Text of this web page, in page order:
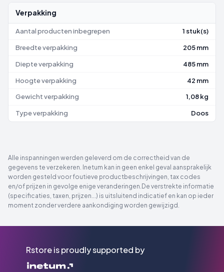
Verpakking
Aantal producten inbegrepen 1 stuk(s)
Breedte verpakking 205 mm
Diepte verpakking 485 mm
Hoogte verpakking 42 mm
Gewicht verpakking 1,08 kg
Type verpakking Doos
Alle inspanningen werden geleverd om de correctheid van de
gegevens te verzekeren. Inetum kan in geen enkel geval aansprakelijk
worden gesteld voor foutieve productbeschrijvingen, tax codes
en/of prijzen in gevolge enige veranderingen.De verstrekte informatie
(specificaties, taxen, prijzen...) is uitsluitend indicatief en kan op ieder
moment zonder verdere aankondiging worden gewijzigd.
Rstore is proudly supported by